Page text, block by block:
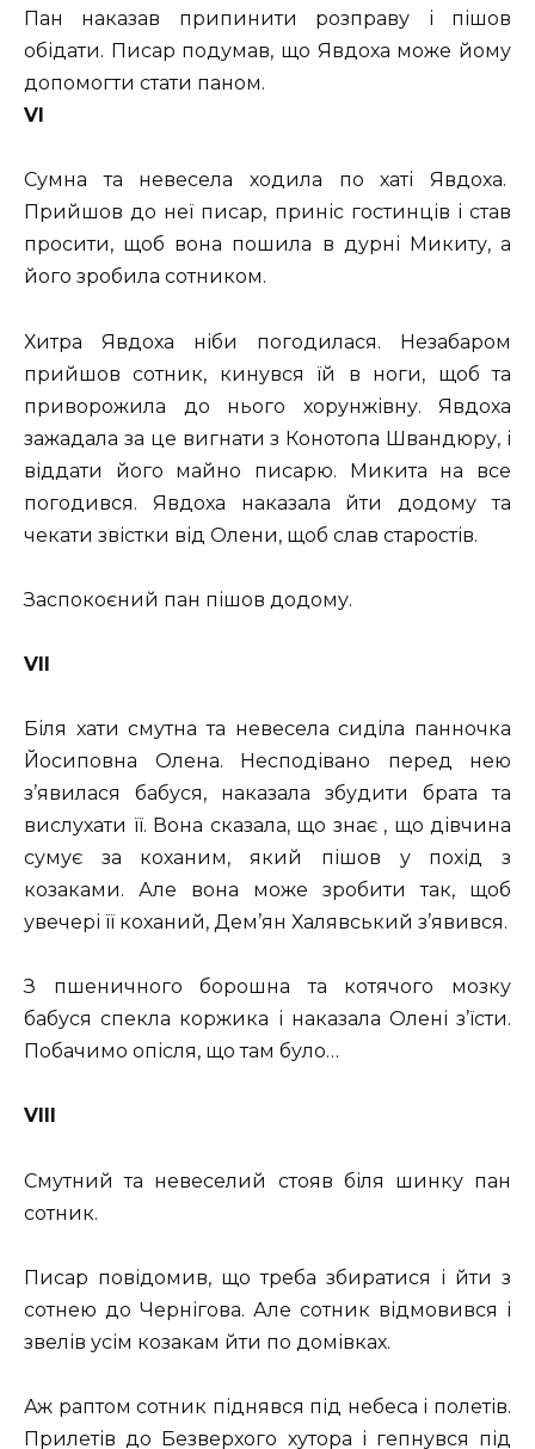
Пан наказав припинити розправу і пішов
обідати. Писар подумав, що Явдоха може йому
допомогти стати паном.
VI
Сумна та невесела ходила по хаті Явдоха.
Прийшов до неї писар, приніс гостинців і став
просити, щоб вона пошила в дурні Микиту, а
його зробила сотником.
Хитра Явдоха ніби погодилася. Незабаром
прийшов сотник, кинувся їй в ноги, щоб та
приворожила до нього хорунжівну. Явдоха
зажадала за це вигнати з Конотопа Швандюру, і
віддати його майно писарю. Микита на все
погодився. Явдоха наказала йти додому та
чекати звістки від Олени, щоб слав старостів.
Заспокоєний пан пішов додому.
VII
Біля хати смутна та невесела сиділа панночка
Йосиповна Олена. Несподівано перед нею
з’явилася бабуся, наказала збудити брата та
вислухати її. Вона сказала, що знає , що дівчина
сумує за коханим, який пішов у похід з
козаками. Але вона може зробити так, щоб
увечері її коханий, Дем’ян Халявський з’явився.
З пшеничного борошна та котячого мозку
бабуся спекла коржика і наказала Олені з’їсти.
Побачимо опісля, що там було…
VIII
Смутний та невеселий стояв біля шинку пан
сотник.
Писар повідомив, що треба збиратися і йти з
сотнею до Чернігова. Але сотник відмовився і
звелів усім козакам йти по домівках.
Аж раптом сотник піднявся під небеса і полетів.
Прилетів до Безверхого хутора і гепнувся під